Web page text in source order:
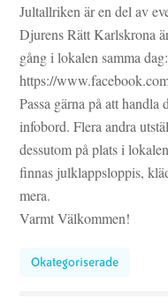
Jultallriken är en del av
Djurens Rätt Karlskrona
gång i lokalen samma dag:
https://
Passa gärna på att
infobord. Flera andra
dessutom på plats i
finnas julklappsloppis,
mera.
Varmt Välkommen!
Okategoriserade